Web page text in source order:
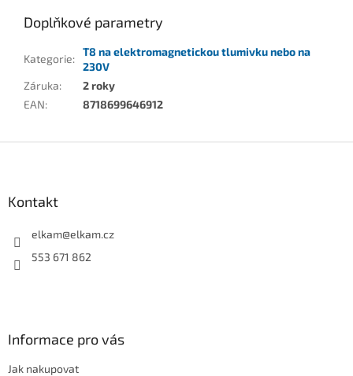
Doplňkové parametry
Kategorie:
T8 na elektromagnetickou tlumivku nebo na
230V
Záruka:
2 roky
EAN: 8718699646912
Kontakt
elkam@elkam.cz
553 671 862
Informace pro vás
Jak nakupovat